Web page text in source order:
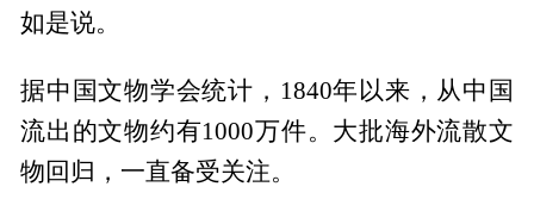
如是说。
据中国文物学会统计，1840年以来，从中国
流出的文物约有1000万件。大批海外流散文
物回归，一直备受关注。